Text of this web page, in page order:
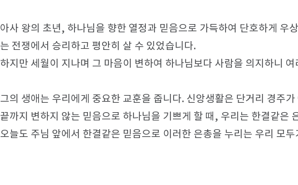
아사 왕의 초년, 하나님을 향한 열정과 믿음으로 가득하여 단호하게 우
는 전쟁에서 승리하고 평안히 살 수 있었습니다.
하지만 세월이 지나며 그 마음이 변하여 하나님보다 사람을 의지하니
그의 생애는 우리에게 중요한 교훈을 줍니다. 신앙생활은 단거리 경주
끝까지 변하지 않는 믿음으로 하나님을 기쁘게 할 때, 우리는 한결같은
오늘도 주님 앞에서 한결같은 믿음으로 이러한 은총을 누리는 우리 모